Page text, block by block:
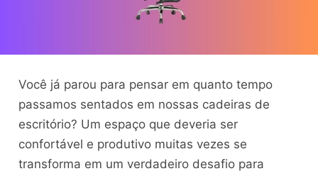
Você já parou para pensar em quanto tempo
passamos sentados em nossas cadeiras de
escritório? Um espaço que deveria ser
confortável e produtivo muitas vezes se
transforma em um verdadeiro desafio para